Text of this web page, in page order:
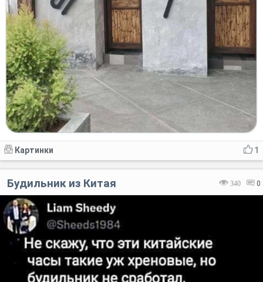
1
Картинки
340 0
Будильник из Китая